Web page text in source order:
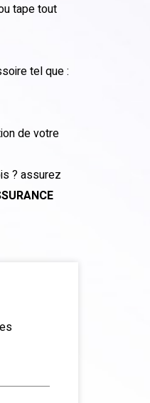
tape tout
tel que :
de votre
? assurez